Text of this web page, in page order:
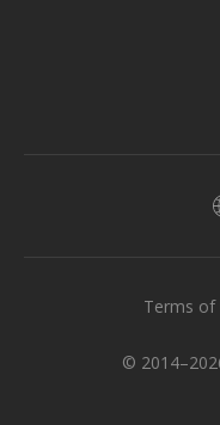
©
Terms of